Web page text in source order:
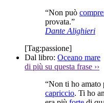
“Non può
provata.”
Dante Alighieri
[Tag:passione]
Dal libro: Oceano mare
di più su questa frase ››
“Non ti ho amato
capriccio. Ti ho